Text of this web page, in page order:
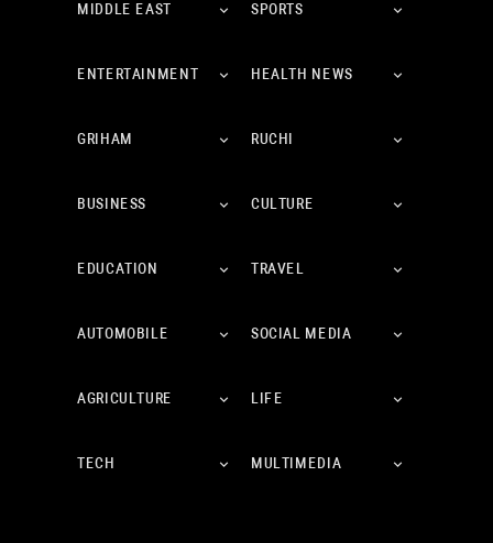
MIDDLE EAST SPORTS
ENTERTAINMENT HEALTH NEWS
GRIHAM RUCHI
BUSINESS CULTURE
EDUCATION TRAVEL
AUTOMOBILE SOCIAL MEDIA
AGRICULTURE LIFE
TECH MULTIMEDIA